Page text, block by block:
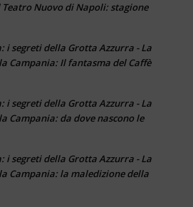
Teatro Nuovo di Napoli: stagione
i segreti della Grotta Azzurra - La
Campania: Il fantasma del Caffè
i segreti della Grotta Azzurra - La
Campania: da dove nascono le
i segreti della Grotta Azzurra - La
Campania: la maledizione della